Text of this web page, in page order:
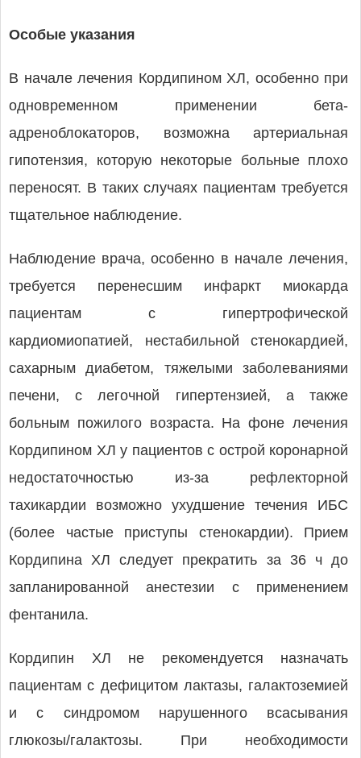
Особые указания
В начале лечения Кордипином ХЛ, особенно при
одновременном применении бета-
адреноблокаторов, возможна артериальная
гипотензия, которую некоторые больные плохо
переносят. В таких случаях пациентам требуется
тщательное наблюдение.
Наблюдение врача, особенно в начале лечения,
требуется перенесшим инфаркт миокарда
пациентам с гипертрофической
кардиомиопатией, нестабильной стенокардией,
сахарным диабетом, тяжелыми заболеваниями
печени, с легочной гипертензией, а также
больным пожилого возраста. На фоне лечения
Кордипином ХЛ у пациентов с острой коронарной
недостаточностью из-за рефлекторной
тахикардии возможно ухудшение течения ИБС
(более частые приступы стенокардии). Прием
Кордипина ХЛ следует прекратить за 36 ч до
запланированной анестезии с применением
фентанила.
Кордипин ХЛ не рекомендуется назначать
пациентам с дефицитом лактазы, галактоземией
и с синдромом нарушенного всасывания
глюкозы/галактозы. При необходимости